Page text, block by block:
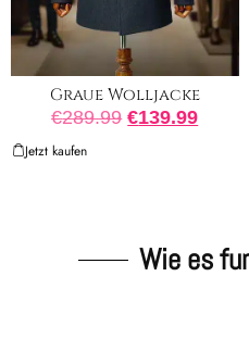
Graue Wolljacke
€289.99 €139.99
Jetzt kaufen
Wie es